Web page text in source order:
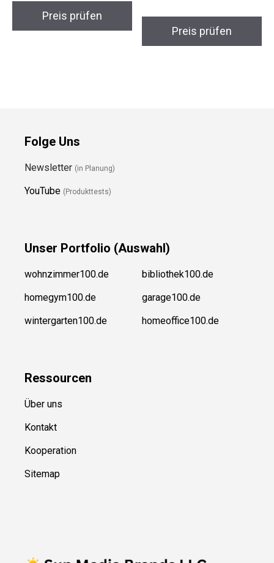
Preis prüfen
Preis prüfen
Folge Uns
Newsletter (in Planung)
YouTube (Produkttests)
Unser Portfolio (Auswahl)
wohnzimmer100.de
homegym100.de
wintergarten100.de
bibliothek100.de
garage100.de
homeoffice100.de
Ressourcen
Über uns
Kontakt
Kooperation
Sitemap